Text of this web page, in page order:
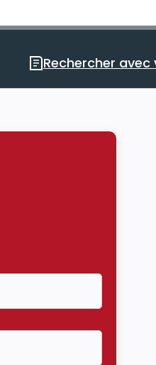
Rechercher avec
filtres